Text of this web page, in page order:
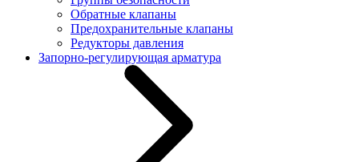
Обратные клапаны
Предохранительные клапаны
Редукторы давления
Запорно-регулирующая арматура